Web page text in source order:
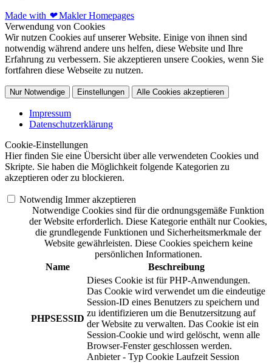
Made with ❤Makler Homepages
Verwendung von Cookies
Wir nutzen Cookies auf unserer Website. Einige von ihnen sind
notwendig während andere uns helfen, diese Website und Ihre
Erfahrung zu verbessern. Sie akzeptieren unsere Cookies, wenn Sie
fortfahren diese Webseite zu nutzen.
Nur Notwendige Einstellungen Alle Cookies akzeptieren
Impressum
Datenschutzerklärung
Cookie-Einstellungen
Hier finden Sie eine Übersicht über alle verwendeten Cookies und
Skripte. Sie haben die Möglichkeit folgende Kategorien zu
akzeptieren oder zu blockieren.
Notwendig Immer akzeptieren
Notwendige Cookies sind für die ordnungsgemäße Funktion
der Website erforderlich. Diese Kategorie enthält nur Cookies,
die grundlegende Funktionen und Sicherheitsmerkmale der
Website gewährleisten. Diese Cookies speichern keine
persönlichen Informationen.
Name
Beschreibung
PHPSESSID
Dieses Cookie ist für PHP-Anwendungen.
Das Cookie wird verwendet um die eindeutige
Session-ID eines Benutzers zu speichern und
zu identifizieren um die Benutzersitzung auf
der Website zu verwalten. Das Cookie ist ein
Session-Cookie und wird gelöscht, wenn alle
Browser-Fenster geschlossen werden.
Anbieter - Typ Cookie Laufzeit Session